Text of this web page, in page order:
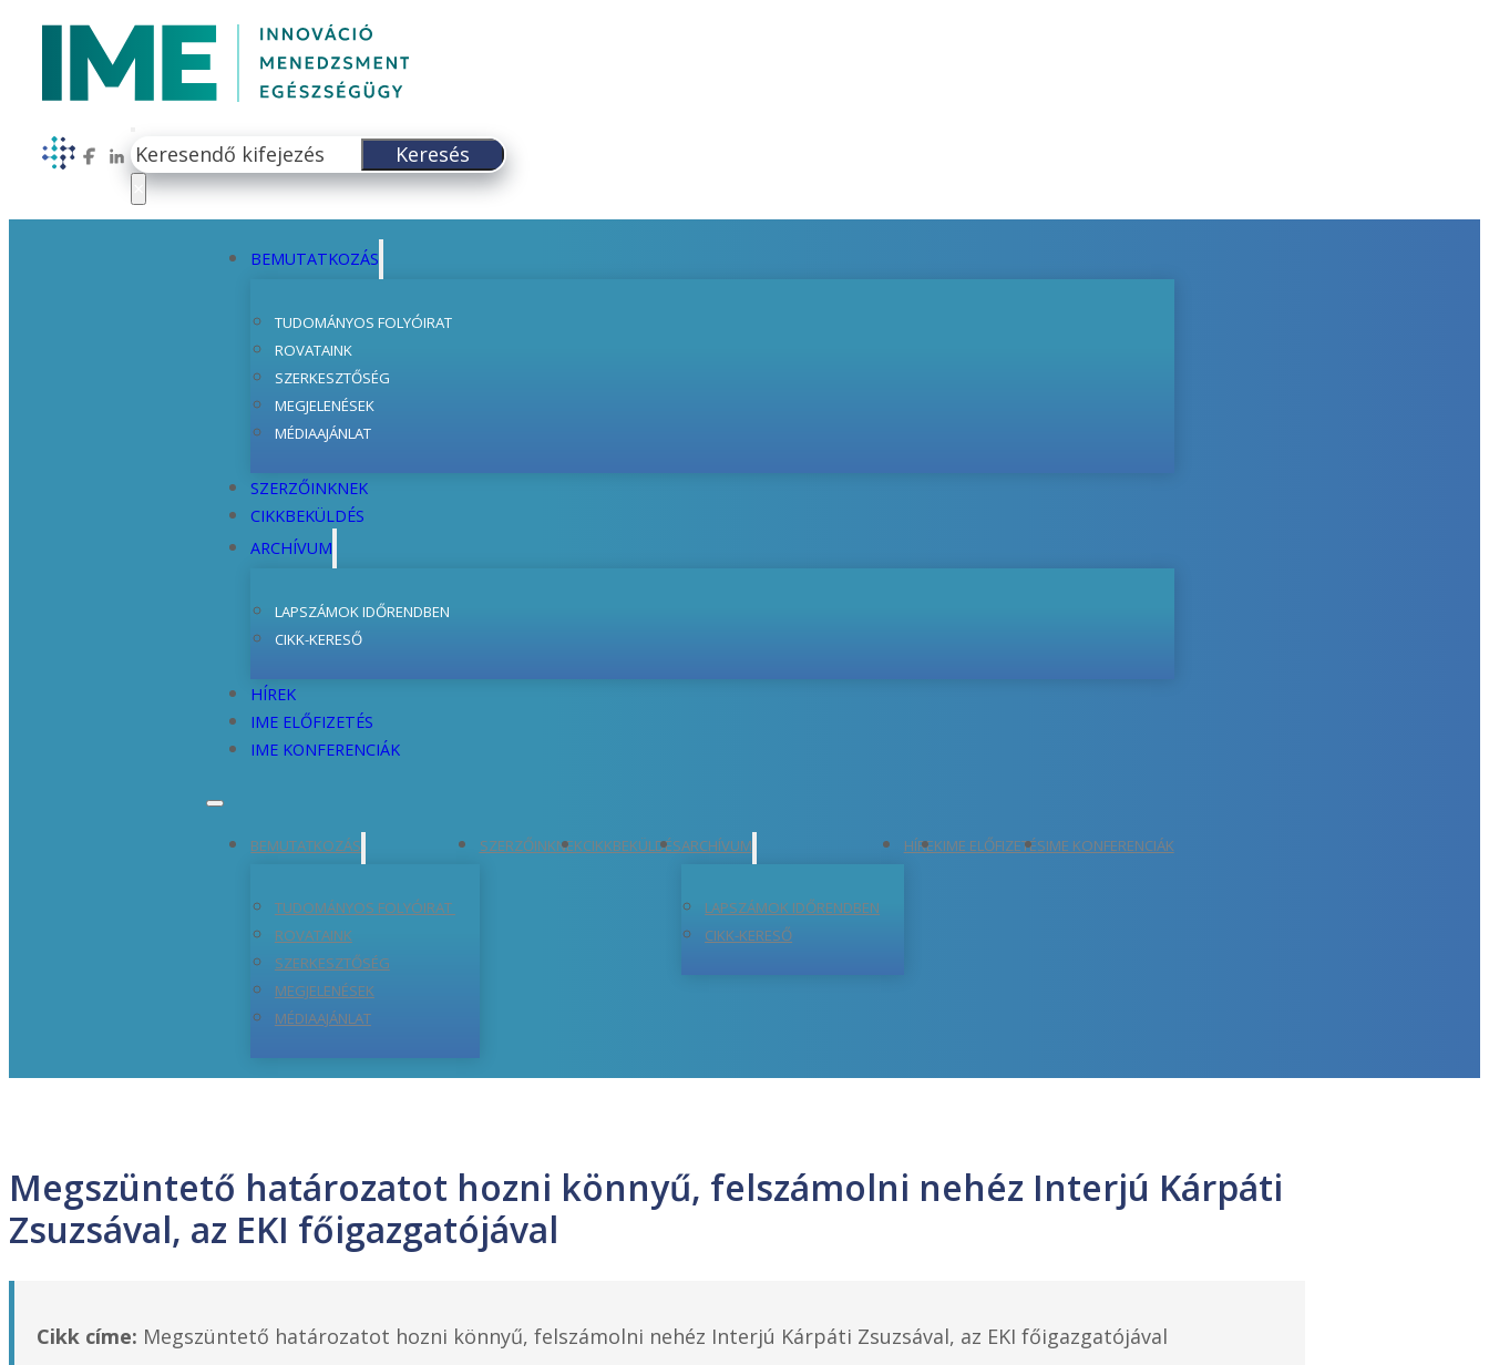
Follow us on Facebook
Follow us on LinkedIn
Keresés
Keresés
BEMUTATKOZÁS
TUDOMÁNYOS FOLYÓIRAT
ROVATAINK
SZERKESZTŐSÉG
MEGJELENÉSEK
MÉDIAAJÁNLAT
SZERZŐINKNEK
CIKKBEKÜLDÉS
ARCHÍVUM
LAPSZÁMOK IDŐRENDBEN
CIKK-KERESŐ
HÍREK
IME ELŐFIZETÉS
IME KONFERENCIÁK
BEMUTATKOZÁS
TUDOMÁNYOS FOLYÓIRAT
ROVATAINK
SZERKESZTŐSÉG
MEGJELENÉSEK
MÉDIAAJÁNLAT
SZERZŐINKNEKCIKKBEKÜLDÉSARCHÍVUM
LAPSZÁMOK IDŐRENDBEN
CIKK-KERESŐ
HÍREKIME ELŐFIZETÉSIME KONFERENCIÁK
Megszüntető határozatot hozni könnyű, felszámolni nehéz Interjú Kárpáti
Zsuzsával, az EKI főigazgatójával
Cikk címe: Megszüntető határozatot hozni könnyű, felszámolni nehéz Interjú Kárpáti Zsuzsával, az EKI főigazgatójával